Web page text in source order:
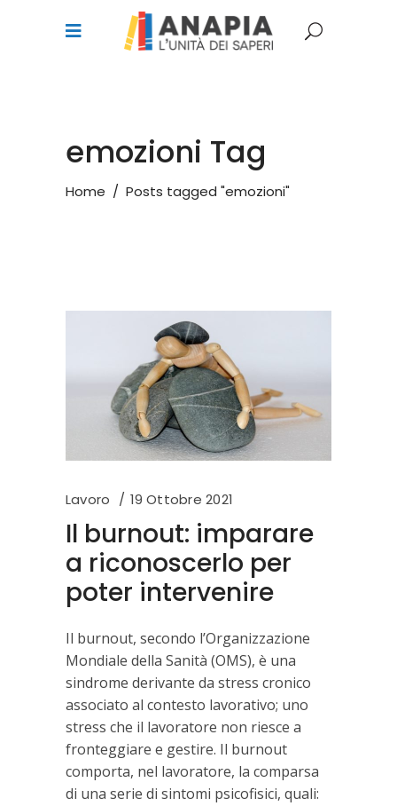
emozioni Tag
Home / Posts tagged "emozioni"
Lavoro 19 Ottobre 2021
Il burnout: imparare
a riconoscerlo per
poter intervenire
Il burnout, secondo l’Organizzazione
Mondiale della Sanità (OMS), è una
sindrome derivante da stress cronico
associato al contesto lavorativo; uno
stress che il lavoratore non riesce a
fronteggiare e gestire. Il burnout
comporta, nel lavoratore, la comparsa
di una serie di sintomi psicofisici, quali: